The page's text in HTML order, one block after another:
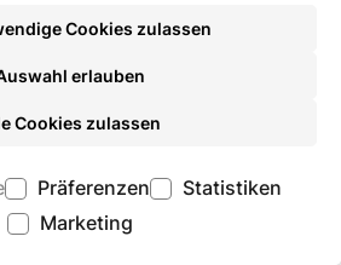
Cookies zulassen
erlauben
Cookies zulassen
Präferenzen
Statistiken
Marketing
- 30.08.2026